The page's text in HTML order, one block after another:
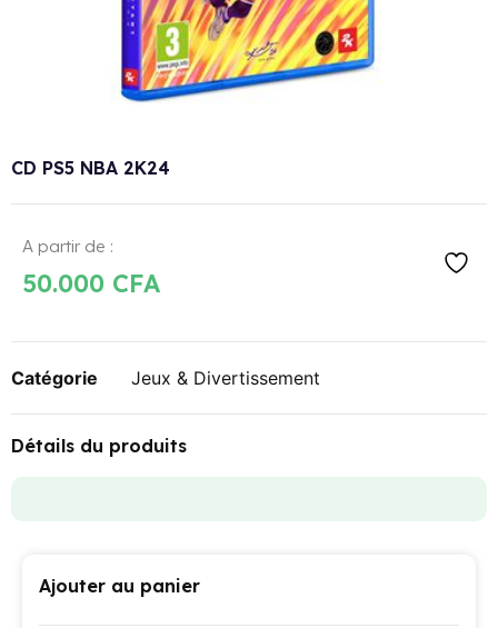
CD PS5 NBA 2K24
A partir de :
50.000 CFA
Catégorie Jeux & Divertissement
Détails du produits
Ajouter au panier